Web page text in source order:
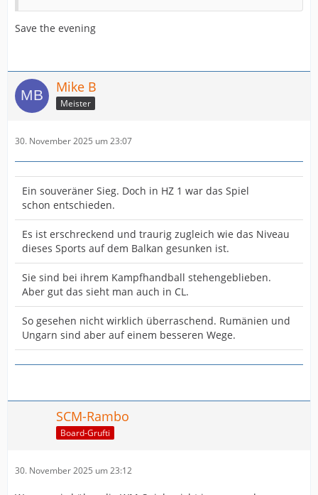
Save the evening
Mike B
Meister
30. November 2025 um 23:07
Ein souveräner Sieg. Doch in HZ 1 war das Spiel
schon entschieden.
Es ist erschreckend und traurig zugleich wie das Niveau
dieses Sports auf dem Balkan gesunken ist.
Sie sind bei ihrem Kampfhandball stehengeblieben.
Aber gut das sieht man auch in CL.
So gesehen nicht wirklich überraschend. Rumänien und
Ungarn sind aber auf einem besseren Wege.
SCM-Rambo
Board-Grufti
30. November 2025 um 23:12